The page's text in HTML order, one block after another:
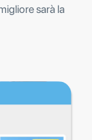
sarà la